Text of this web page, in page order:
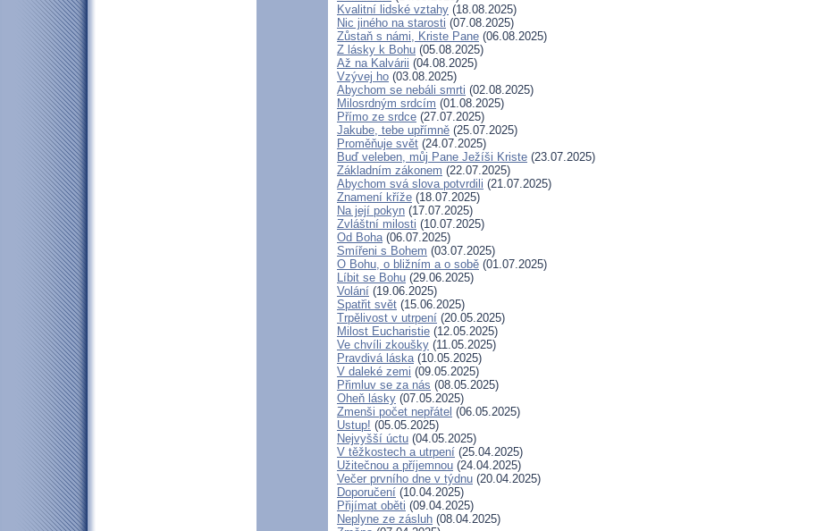
Kvalitní lidské vztahy (18.08.2025)
Nic jiného na starosti (07.08.2025)
Zůstaň s námi, Kriste Pane (06.08.2025)
Z lásky k Bohu (05.08.2025)
Až na Kalvárii (04.08.2025)
Vzývej ho (03.08.2025)
Abychom se nebáli smrti (02.08.2025)
Milosrdným srdcím (01.08.2025)
Přímo ze srdce (27.07.2025)
Jakube, tebe upřímně (25.07.2025)
Proměňuje svět (24.07.2025)
Buď veleben, můj Pane Ježíši Kriste (23.07.2025)
Základním zákonem (22.07.2025)
Abychom svá slova potvrdili (21.07.2025)
Znamení kříže (18.07.2025)
Na její pokyn (17.07.2025)
Zvláštní milosti (10.07.2025)
Od Boha(06.07.2025)
Smířeni s Bohem (03.07.2025)
O Bohu, o bližním a o sobě (01.07.2025)
Líbit se Bohu (29.06.2025)
Volání (19.06.2025)
Spatřit svět (15.06.2025)
Trpělivost v utrpení (20.05.2025)
Milost Eucharistie (12.05.2025)
Ve chvíli zkoušky (11.05.2025)
Pravdivá láska(10.05.2025)
V daleké zemi (09.05.2025)
Přimluv se za nás (08.05.2025)
Oheň lásky (07.05.2025)
Zmenši počet nepřátel (06.05.2025)
Ustup! (05.05.2025)
Nejvyšší úctu (04.05.2025)
V těžkostech a utrpení (25.04.2025)
Užitečnou a příjemnou (24.04.2025)
Večer prvního dne v týdnu (20.04.2025)
Doporučení (10.04.2025)
Přijímat oběti (09.04.2025)
Neplyne ze zásluh (08.04.2025)